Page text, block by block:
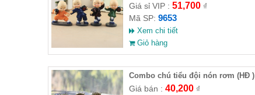
Giá sỉ VIP : 51,700₫
Mã SP: 9653
Xem chi tiết
Giỏ hàng
Combo chú tiểu đội nón rơm (HĐ )
Giá bán : 40,200₫